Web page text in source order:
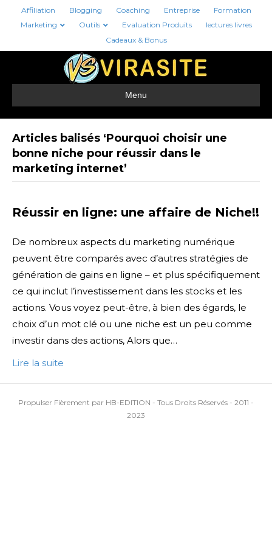
Affiliation Blogging Coaching Entreprise
Formation
Marketing
Outils Evaluation Produits
lectures livres
Cadeaux & Bonus
Menu
Articles balisés ‘Pourquoi choisir une
bonne niche pour réussir dans le
marketing internet’
Réussir en ligne: une affaire de Niche!!
De nombreux aspects du marketing numérique
peuvent être comparés avec d’autres stratégies de
génération de gains en ligne – et plus spécifiquement
ce qui inclut l’investissement dans les stocks et les
actions. Vous voyez peut-être, à bien des égards, le
choix d’un mot clé ou une niche est un peu comme
investir dans des actions, Alors que…
Lire la suite
Propulser Fièrement par HB-EDITION - Tous Droits Réservés - 2011 -
2023